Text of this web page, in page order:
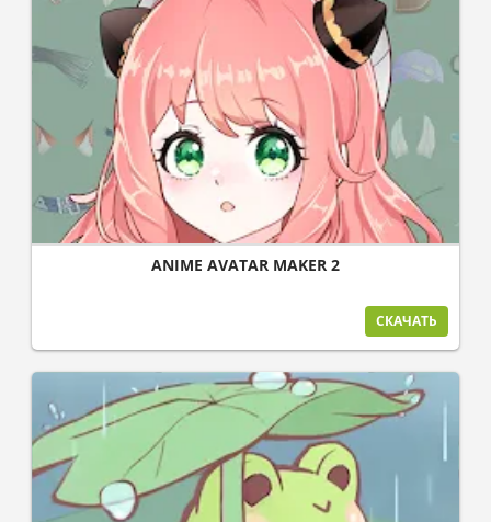
ANIME AVATAR MAKER 2
СКАЧАТЬ